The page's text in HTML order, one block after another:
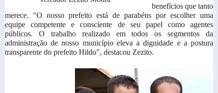
benefícios que tanto
merece. "O nosso prefeito está de parabéns por escolher uma
equipe competente e consciente de seu papel como agentes
públicos. O trabalho realizado em todos os segmentos da
administração de nosso município eleva a dignidade e a postura
transparente do prefeito Hildo", destacou Zezito.